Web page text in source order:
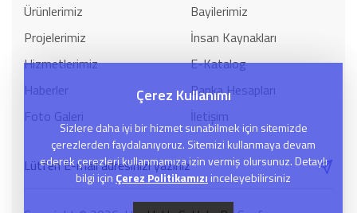
Ürünlerimiz
Projelerimiz
Hizmetlerimiz
Haberler
Foto Galeri
Bayilerimiz
İnsan Kaynakları
E-Katalog
Banka Hesapları
İletişim
Çerez Kullanımı
Sizlere daha iyi bir hizmet sunabilmek için sitemizde
çerezlerden faydalanıyoruz. Sitemizi kullanmaya devam
ederek çerezleri kullanmamıza izin vermiş olursunuz. Detaylı
bilgi için Çerez Politikamızı inceleyebilirsiniz